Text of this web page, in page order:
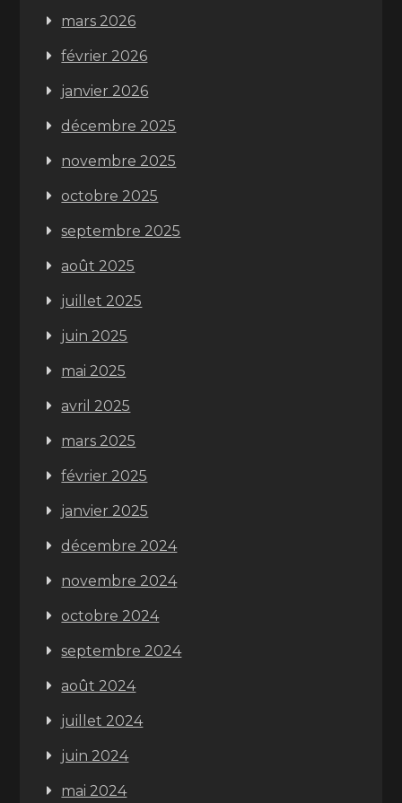
mars 2026
février 2026
janvier 2026
décembre 2025
novembre 2025
octobre 2025
septembre 2025
août 2025
juillet 2025
juin 2025
mai 2025
avril 2025
mars 2025
février 2025
janvier 2025
décembre 2024
novembre 2024
octobre 2024
septembre 2024
août 2024
juillet 2024
juin 2024
mai 2024